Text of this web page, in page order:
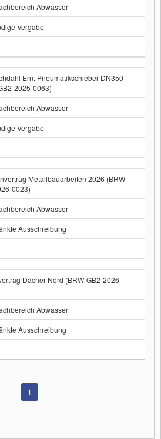
Abwasser
Vergabe
Ern. Pneumatikschieber DN350
2025-0063)
Abwasser
Vergabe
Metallbauarbeiten 2026 (BRW-
0023)
Abwasser
Ausschreibung
Dächer Nord (BRW-GB2-2026-
Abwasser
Ausschreibung
1